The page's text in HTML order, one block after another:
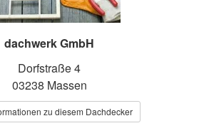
dachwerk GmbH
Dorfstraße 4
03238 Massen
zu diesem Dachdecker